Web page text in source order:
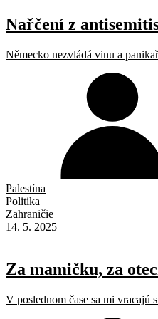
Nařčení z
Německo nezvládá vinu a
Palestína
Politika
Zahraničie
14. 5. 2025
Za mamičku, za
V poslednom čase sa mi vracajú